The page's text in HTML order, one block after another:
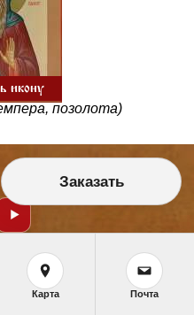
икону
позолота)
Заказать
Карта Почта